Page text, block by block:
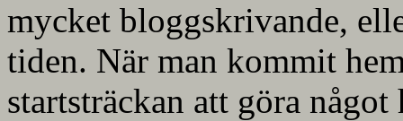
mycket bloggskrivande,
tiden. När man kommit
startsträckan att göra